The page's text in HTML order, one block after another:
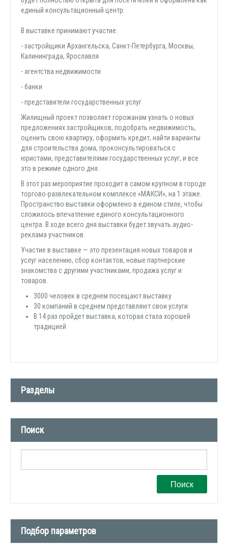
единый консультационный центр.
В выставке принимают участие:
- застройщики Архангельска, Санкт-Петербурга, Москвы,
Калининграда, Ярославля
- агентства недвижимости
- банки
- представители государственных услуг
Жилищный проект позволяет горожанам узнать о новых
предложениях застройщиков, подобрать недвижимость,
оценить свою квартиру, оформить кредит, найти варианты
для строительства дома, проконсультироваться с
юристами, представителями государственных услуг, и все
это в режиме одного дня.
В этот раз мероприятие проходит в самом крупном в городе
торгово-развлекательном комплексе «МАКСИ», на 1 этаже.
Пространство выставки оформлено в едином стиле, чтобы
сложилось впечатление единого консультационного
центра. В ходе всего дня выставки будет звучать аудио-
реклама участников.
Участие в выставке — это презентация новых товаров и
услуг населению, сбор контактов, новые партнерские
знакомства с другими участниками, продажа услуг и
товаров.
3000 человек в среднем посещают выставку
30 компаний в среднем представляют свои услуги
В 14 раз пройдет выставка, которая стала хорошей
традицией
Разделы
Новости компании (509)
СМИ о нас (1)
Поиск
Поиск
Подбор параметров